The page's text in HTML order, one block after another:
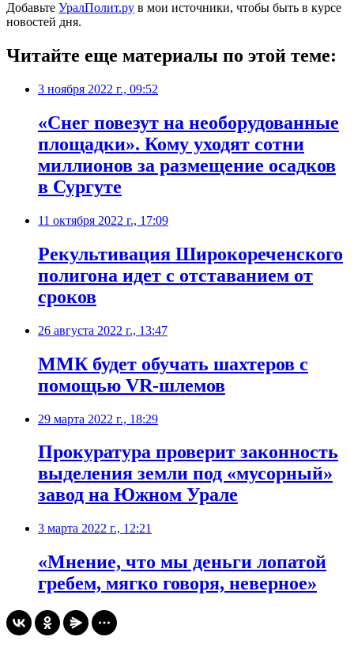
Добавьте УралПолит.ру в мои источники, чтобы быть в курсе
новостей дня.
Читайте еще материалы по этой теме:
3 ноября 2022 г., 09:52
​«Снег повезут на необорудованные
площадки». Кому уходят сотни
миллионов за размещение осадков
в Сургуте
11 октября 2022 г., 17:09
Рекультивация Широкореченского
полигона идет с отставанием от
сроков
26 августа 2022 г., 13:47
ММК будет обучать шахтеров с
помощью VR-шлемов
29 марта 2022 г., 18:29
Прокуратура проверит законность
выделения земли под «мусорный»
завод на Южном Урале
3 марта 2022 г., 12:21
​«Мнение, что мы деньги лопатой
гребем, мягко говоря, неверное»